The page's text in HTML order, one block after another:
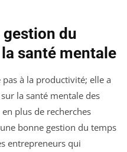
gestion du
santé mentale
à la productivité; elle a
la santé mentale des
plus de recherches
bonne gestion du temps
entrepreneurs qui